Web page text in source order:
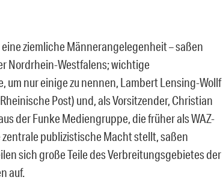
ziemliche Männerangelegenheit – saßen
Nordrhein-Westfalens; wichtige
um nur einige zu nennen, Lambert Lensing-Wollf
Post) und, als Vorsitzender, Christian
der Funke Mediengruppe, die früher als WAZ-
publizistische Macht stellt, saßen
sich große Teile des Verbreitungsgebietes der
auf.